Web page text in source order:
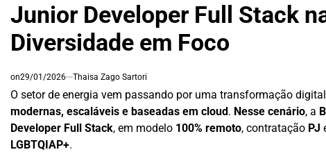
Junior Developer Full Stack
Diversidade em Foco
on29/01/2026 Thaisa Zago Sartori
O setor de energia vem passando por uma transformação
modernas, escaláveis e baseadas em cloud. Nesse cenário, a
Developer Full Stack, em modelo 100% remoto, contratação PJ
LGBTQIAP+.